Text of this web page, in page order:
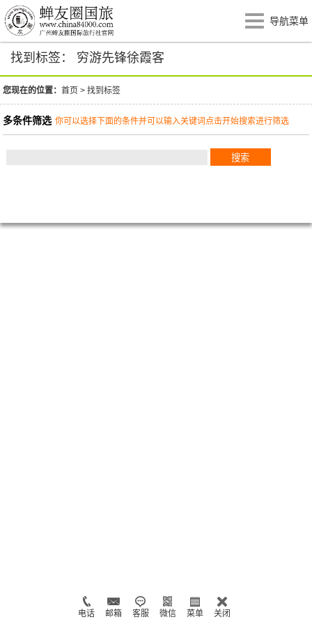
导航菜单
找到标签： 穷游先锋徐霞客
您现在的位置：首页 >找到标签
多条件筛选 你可以选择下面的条件并可以输入关键词点击开始搜索进行筛选
电话 邮箱 客服 微信 菜单 关闭